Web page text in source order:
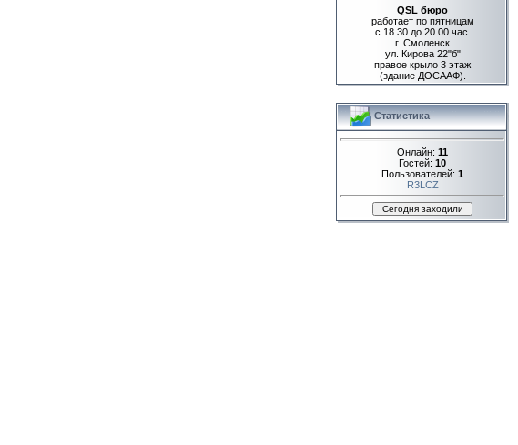
QSL бюро
работает по пятницам
с 18.30 до 20.00 час.
г. Смоленск
ул. Кирова 22"б"
правое крыло 3 этаж
(здание ДОСААФ).
Статистика
Онлайн: 11
Гостей: 10
Пользователей: 1
R3LCZ